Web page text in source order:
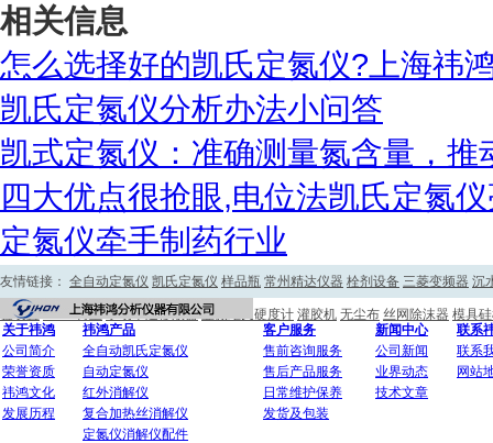
相关信息
怎么选择好的凯氏定氮仪?上海祎
凯氏定氮仪分析办法小问答
凯式定氮仪：准确测量氮含量，
四大优点很抢眼,电位法凯氏定氮
定氮仪牵手制药行业
友情链接： 全自动定氮仪 凯氏定氮仪 样品瓶 常州精达仪器 栓剂设备 三菱变频器 沉
验装置 PTFE衬里 手动单道移液器 显微维氏硬度计 灌胶机 无尘布 丝网除沫器 模具
关于祎鸿
祎鸿产品 客户服务 新闻中心
联系
公司简介
全自动凯氏定氮仪 售前咨询服务 公司新闻
联系
荣誉资质
自动定氮仪 售后产品服务 业界动态
网站
祎鸿文化
红外消解仪 日常维护保养
技术文章
发展历程
复合加热丝消解仪
发货及包装
定氮仪消解仪配件